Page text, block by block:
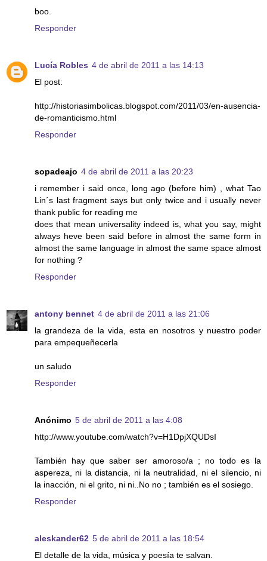
boo.
Responder
Lucía Robles 4 de abril de 2011 a las 14:13
El post:
http://historiasimbolicas.blogspot.com/2011/03/en-ausencia-
de-romanticismo.html
Responder
sopadeajo 4 de abril de 2011 a las 20:23
i remember i said once, long ago (before him) , what Tao
Lin´s last fragment says but only twice and i usually never
thank public for reading me
does that mean universality indeed is, what you say, might
always heve been said before in almost the same form in
almost the same language in almost the same space almost
for nothing ?
Responder
antony bennet 4 de abril de 2011 a las 21:06
la grandeza de la vida, esta en nosotros y nuestro poder
para empequeñecerla
un saludo
Responder
Anónimo 5 de abril de 2011 a las 4:08
http://www.youtube.com/watch?v=H1DpjXQUDsI
También hay que saber ser amoroso/a ; no todo es la
aspereza, ni la distancia, ni la neutralidad, ni el silencio, ni
la inacción, ni el grito, ni ni..No no ; también es el sosiego.
Responder
aleskander62 5 de abril de 2011 a las 18:54
El detalle de la vida, música y poesía te salvan.